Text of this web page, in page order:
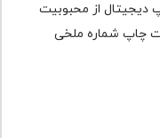
از محبوبیت
چاپ شماره ملخی